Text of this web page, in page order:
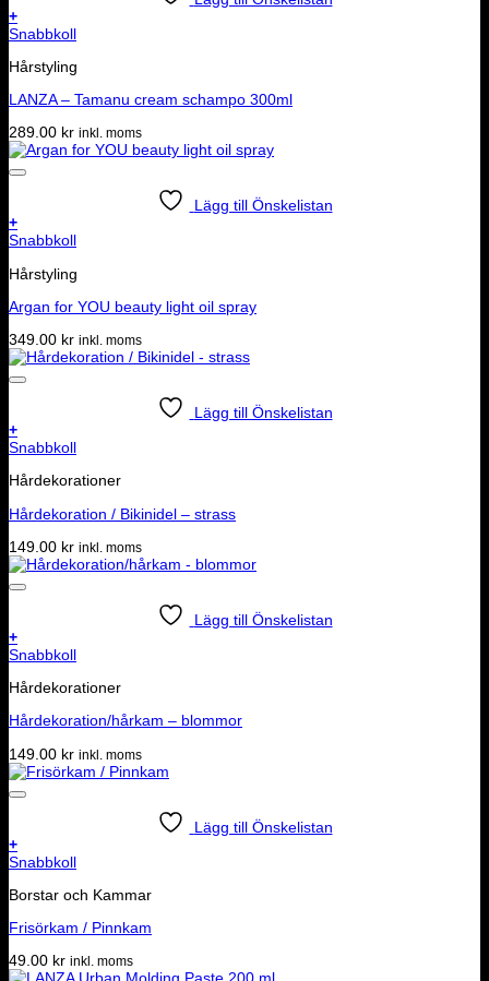
+
Snabbkoll
Hårstyling
LANZA – Tamanu cream schampo 300ml
289.00 kr inkl. moms
Lägg till Önskelistan
+
Snabbkoll
Hårstyling
Argan for YOU beauty light oil spray
349.00 kr inkl. moms
Lägg till Önskelistan
+
Snabbkoll
Hårdekorationer
Hårdekoration / Bikinidel – strass
149.00 kr inkl. moms
Lägg till Önskelistan
+
Snabbkoll
Hårdekorationer
Hårdekoration/hårkam – blommor
149.00 kr inkl. moms
Lägg till Önskelistan
+
Snabbkoll
Borstar och Kammar
Frisörkam / Pinnkam
49.00 kr inkl. moms